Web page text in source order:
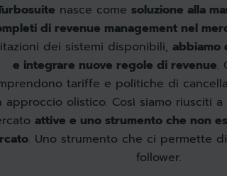
nasce comesoluzione alla
di revenue management nel
dei sistemi disponibili,abbiamo
e integrare nuove regole di revenue.
tariffe e politiche di
approccio olistico. Così siamo riusciti
attive e uno strumento che non
. Uno strumento che ci permette
follower.